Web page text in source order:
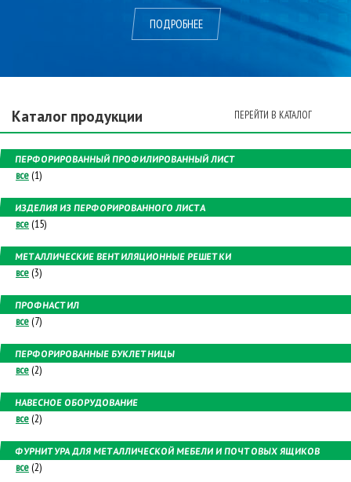
ПОДРОБНЕЕ
Каталог продукции ПЕРЕЙТИ В КАТАЛОГ
ПЕРФОРИРОВАННЫЙ ПРОФИЛИРОВАННЫЙ ЛИСТ
все (1)
ИЗДЕЛИЯ ИЗ ПЕРФОРИРОВАННОГО ЛИСТА
все (15)
МЕТАЛЛИЧЕСКИЕ ВЕНТИЛЯЦИОННЫЕ РЕШЕТКИ
все (3)
ПРОФНАСТИЛ
все (7)
ПЕРФОРИРОВАННЫЕ БУКЛЕТНИЦЫ
все (2)
НАВЕСНОЕ ОБОРУДОВАНИЕ
все (2)
ФУРНИТУРА ДЛЯ МЕТАЛЛИЧЕСКОЙ МЕБЕЛИ И ПОЧТОВЫХ ЯЩИКОВ
все (2)